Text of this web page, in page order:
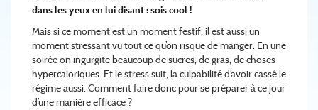
dans les yeux en lui disant : sois cool !
Mais si ce moment est un moment festif, il est aussi un
moment stressant vu tout ce qu’on risque de manger. En une
soirée on ingurgite beaucoup de sucres, de gras, de choses
hypercaloriques. Et le stress suit, la culpabilité d’avoir cassé le
régime aussi. Comment faire donc pour se préparer à ce jour
d’une manière efficace ?